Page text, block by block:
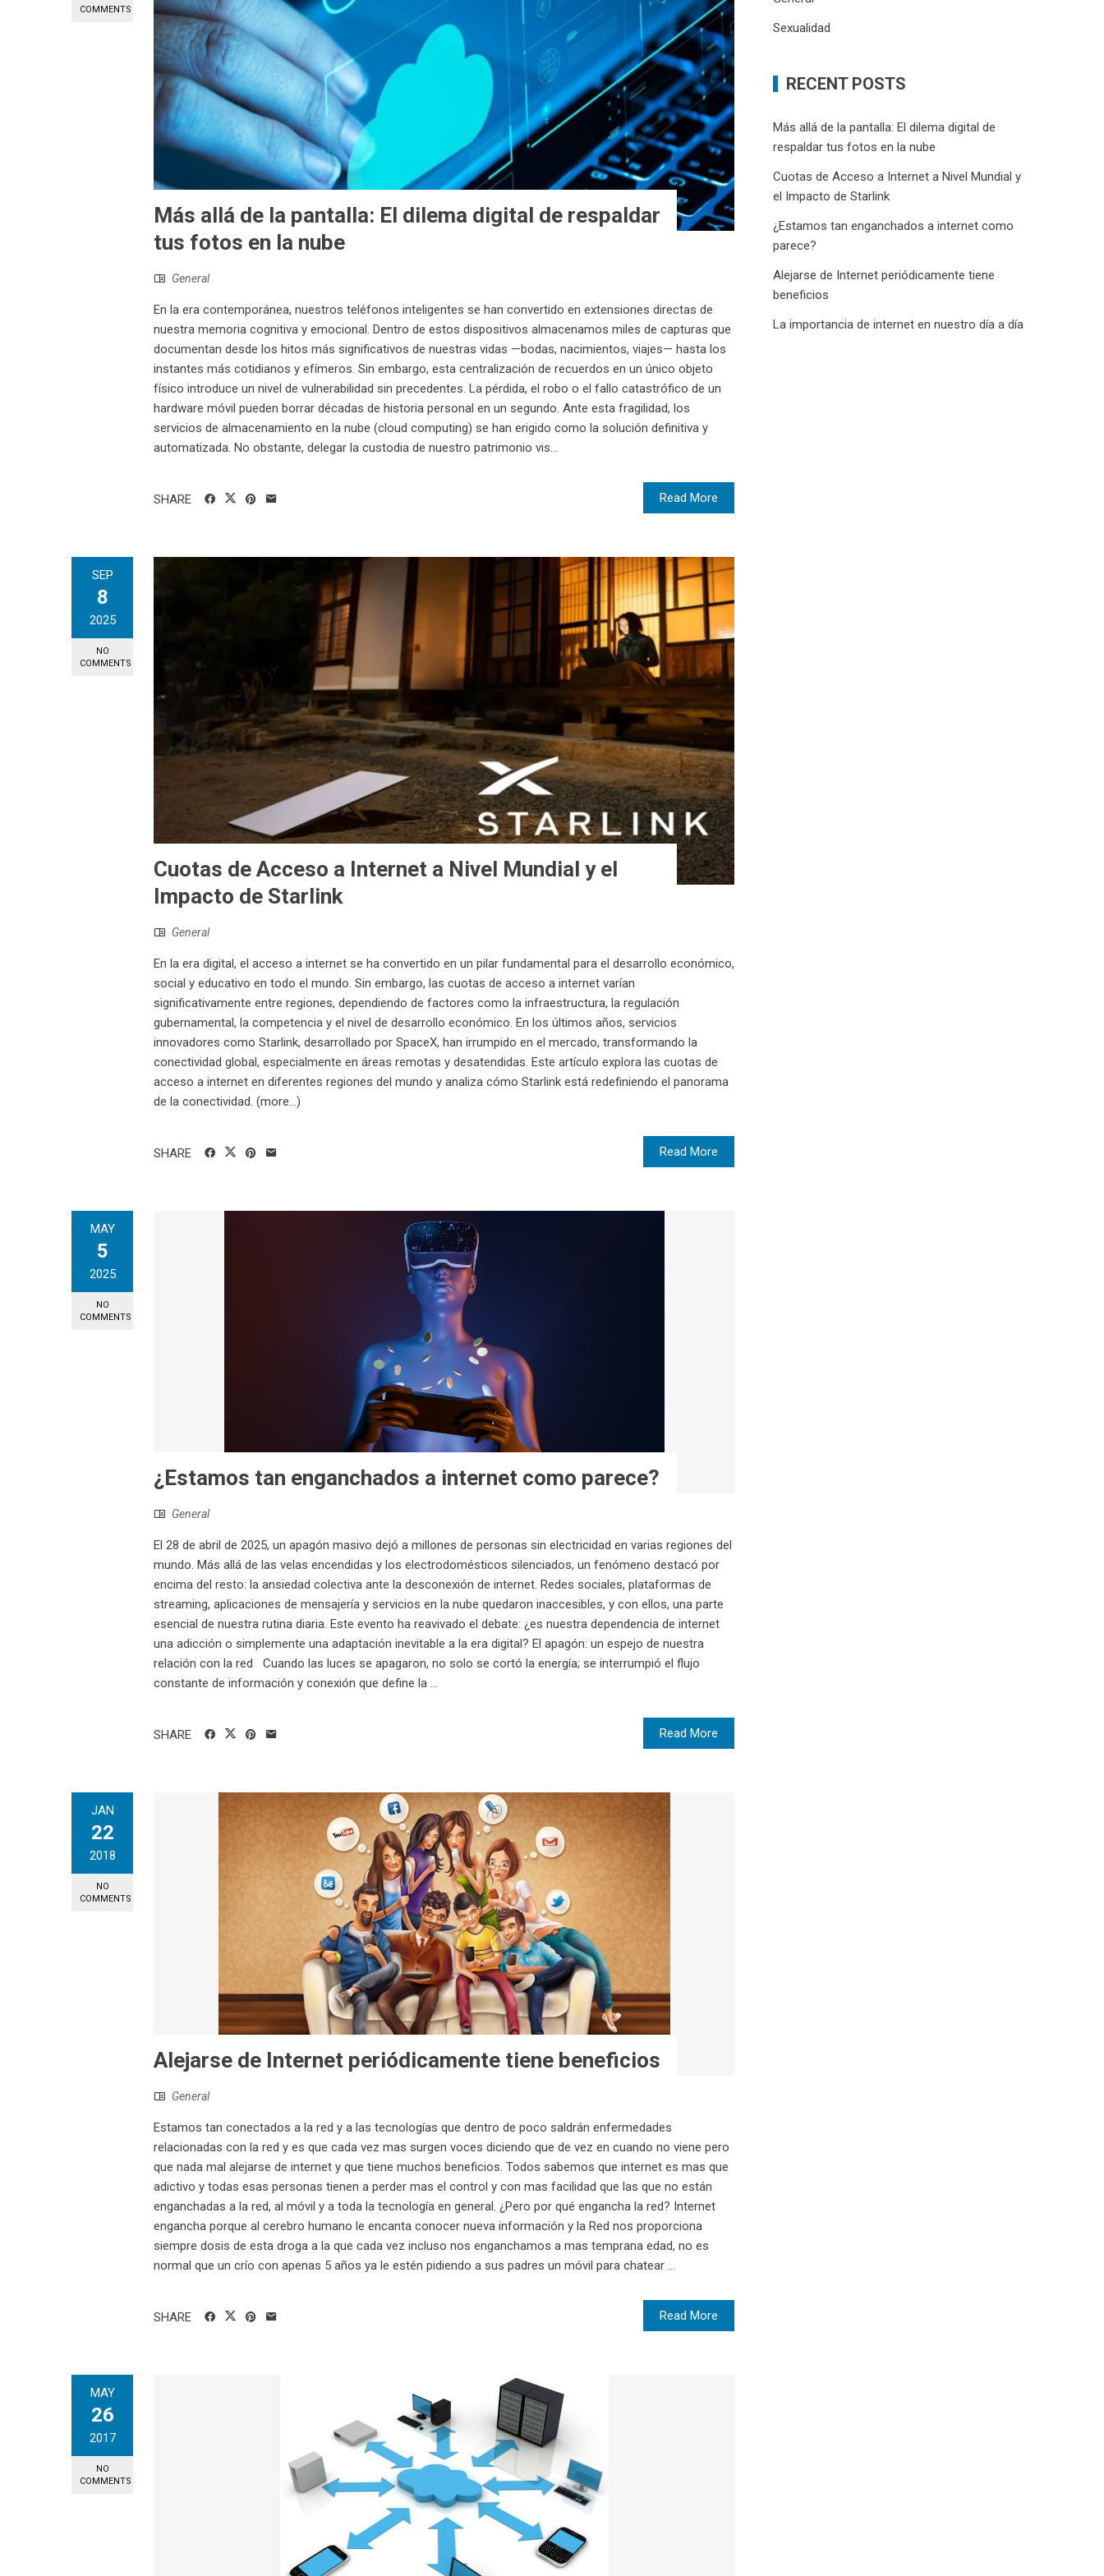
COMMENTS
Más allá de la pantalla: El dilema digital de respaldar
tus fotos en la nube
General
En la era contemporánea, nuestros teléfonos inteligentes se han convertido en extensiones directas de
nuestra memoria cognitiva y emocional. Dentro de estos dispositivos almacenamos miles de capturas que
documentan desde los hitos más significativos de nuestras vidas —bodas, nacimientos, viajes— hasta los
instantes más cotidianos y efímeros. Sin embargo, esta centralización de recuerdos en un único objeto
físico introduce un nivel de vulnerabilidad sin precedentes. La pérdida, el robo o el fallo catastrófico de un
hardware móvil pueden borrar décadas de historia personal en un segundo. Ante esta fragilidad, los
servicios de almacenamiento en la nube (cloud computing) se han erigido como la solución definitiva y
automatizada. No obstante, delegar la custodia de nuestro patrimonio vis...
Read More
SHARE
SEP
8
2025
NO
COMMENTS
Cuotas de Acceso a Internet a Nivel Mundial y el
Impacto de Starlink
General
En la era digital, el acceso a internet se ha convertido en un pilar fundamental para el desarrollo económico,
social y educativo en todo el mundo. Sin embargo, las cuotas de acceso a internet varían
significativamente entre regiones, dependiendo de factores como la infraestructura, la regulación
gubernamental, la competencia y el nivel de desarrollo económico. En los últimos años, servicios
innovadores como Starlink, desarrollado por SpaceX, han irrumpido en el mercado, transformando la
conectividad global, especialmente en áreas remotas y desatendidas. Este artículo explora las cuotas de
acceso a internet en diferentes regiones del mundo y analiza cómo Starlink está redefiniendo el panorama
de la conectividad. (more…)
Read More
SHARE
MAY
5
2025
NO
COMMENTS
¿Estamos tan enganchados a internet como parece?
General
El 28 de abril de 2025, un apagón masivo dejó a millones de personas sin electricidad en varias regiones del
mundo. Más allá de las velas encendidas y los electrodomésticos silenciados, un fenómeno destacó por
encima del resto: la ansiedad colectiva ante la desconexión de internet. Redes sociales, plataformas de
streaming, aplicaciones de mensajería y servicios en la nube quedaron inaccesibles, y con ellos, una parte
esencial de nuestra rutina diaria. Este evento ha reavivado el debate: ¿es nuestra dependencia de internet
una adicción o simplemente una adaptación inevitable a la era digital? El apagón: un espejo de nuestra
relación con la red Cuando las luces se apagaron, no solo se cortó la energía; se interrumpió el flujo
constante de información y conexión que define la ...
Read More
SHARE
JAN
22
2018
NO
COMMENTS
Alejarse de Internet periódicamente tiene beneficios
General
Estamos tan conectados a la red y a las tecnologías que dentro de poco saldrán enfermedades
relacionadas con la red y es que cada vez mas surgen voces diciendo que de vez en cuando no viene pero
que nada mal alejarse de internet y que tiene muchos beneficios. Todos sabemos que internet es mas que
adictivo y todas esas personas tienen a perder mas el control y con mas facilidad que las que no están
enganchadas a la red, al móvil y a toda la tecnología en general. ¿Pero por qué engancha la red? Internet
engancha porque al cerebro humano le encanta conocer nueva información y la Red nos proporciona
siempre dosis de esta droga a la que cada vez incluso nos enganchamos a mas temprana edad, no es
normal que un crío con apenas 5 años ya le estén pidiendo a sus padres un móvil para chatear ...
Read More
SHARE
MAY
26
2017
NO
COMMENTS
Sexualidad
RECENT POSTS
Más allá de la pantalla: El dilema digital de
respaldar tus fotos en la nube
Cuotas de Acceso a Internet a Nivel Mundial y
el Impacto de Starlink
¿Estamos tan enganchados a internet como
parece?
Alejarse de Internet periódicamente tiene
beneficios
La importancia de internet en nuestro día a día